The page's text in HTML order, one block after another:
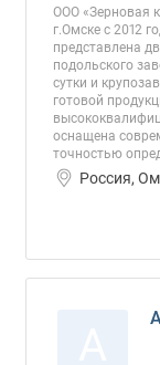
ООО «Зерновая
г.Омске с 2012
представлена
подольского
сутки и
готовой
оснащена
точностью
Россия,